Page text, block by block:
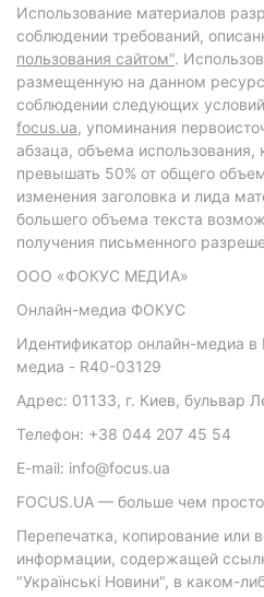
Использование материалов
соблюдении требований,
пользования сайтом".
размещенную на данном
соблюдении следующих
focus.ua, упоминания
абзаца, объема
превышать 50% от общего
изменения заголовка и лида
большего объема текста
получения письменного
ООО «ФОКУС МЕДИА»
Онлайн-медиа ФОКУС
Идентификатор онлайн-медиа
медиа - R40-03129
Адрес: 01133, г. Киев, бульвар
Телефон: +38 044 207 45 54
E-mail: info@focus.ua
FOCUS.UA — больше чем
Перепечатка, копирование или
информации, содержащей
"Українські Новини", в каком-